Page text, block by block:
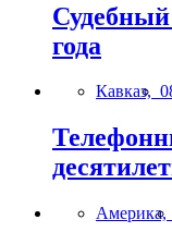
Судебный
года
Кавказ,
Америка,